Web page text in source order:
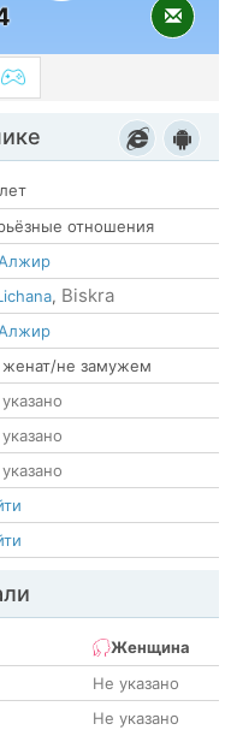
отношения
, Biskra
не замужем
Женщина
Не указано
Не указано